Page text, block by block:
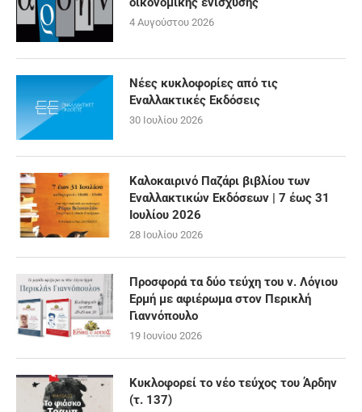
4 Αυγούστου 2026
Νέες κυκλοφορίες από τις
Εναλλακτικές Εκδόσεις
30 Ιουλίου 2026
Καλοκαιρινό Παζάρι βιβλίου των
Εναλλακτικών Εκδόσεων | 7 έως 31
Ιουλίου 2026
28 Ιουλίου 2026
Προσφορά τα δύο τεύχη του ν. Λόγιου
Ερμή με αφιέρωμα στον Περικλή
Γιαννόπουλο
19 Ιουνίου 2026
Κυκλοφορεί το νέο τεύχος του Άρδην
(τ. 137)